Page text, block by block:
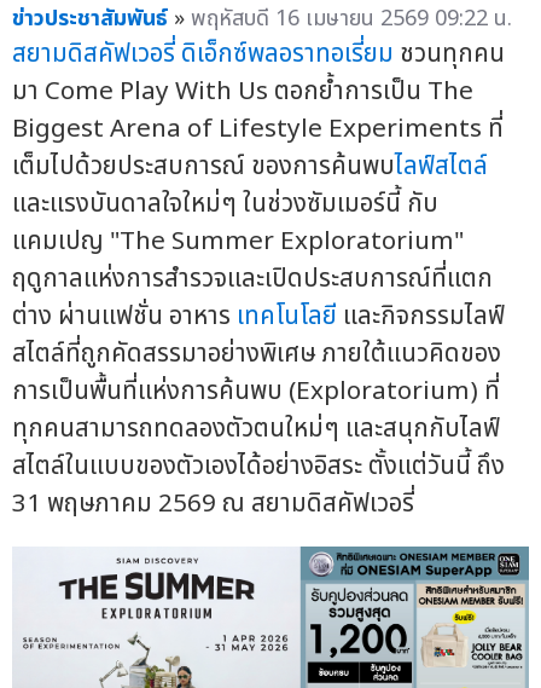
ข่าวประชาสัมพันธ์ »พฤหัสบดี 16 เมษายน 2569 09:22 น.
สยามดิสคัฟเวอรี่ดิเอ็กซ์พลอราทอเรี่ยม ชวนทุกคน
มา Come Play With Us ตอกย้ำการเป็น The
Biggest Arena of Lifestyle Experiments ที่
เต็มไปด้วยประสบการณ์ ของการค้นพบไลฟ์สไตล์
และแรงบันดาลใจใหม่ๆ ในช่วงซัมเมอร์นี้ กับ
แคมเปญ "The Summer Exploratorium"
ฤดูกาลแห่งการสำรวจและเปิดประสบการณ์ที่แตก
ต่าง ผ่านแฟชั่น อาหาร เทคโนโลยี และกิจกรรมไลฟ์
สไตล์ที่ถูกคัดสรรมาอย่างพิเศษ ภายใต้แนวคิดของ
การเป็นพื้นที่แห่งการค้นพบ (Exploratorium) ที่
ทุกคนสามารถทดลองตัวตนใหม่ๆ และสนุกกับไลฟ์
สไตล์ในแบบของตัวเองได้อย่างอิสระ ตั้งแต่วันนี้ ถึง
31 พฤษภาคม 2569 ณ สยามดิสคัฟเวอรี่